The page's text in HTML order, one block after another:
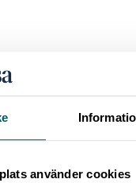
använder cookies